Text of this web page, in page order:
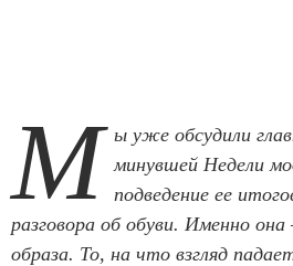
М ы уже обсудили
минувшей Недели
подведение ее
разговора об обуви. Именно
образа. То, на что взгляд